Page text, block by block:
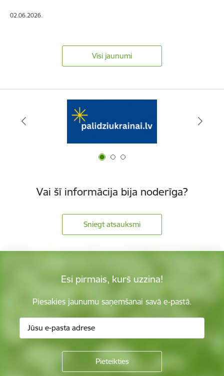
02.06.2026.
Visi jaunumi
Vai šī informācija bija noderīga?
Sniegt atsauksmi
Esi pirmais, kurš uzzina!
Piesakies jaunumu saņemšanai savā e-pastā.